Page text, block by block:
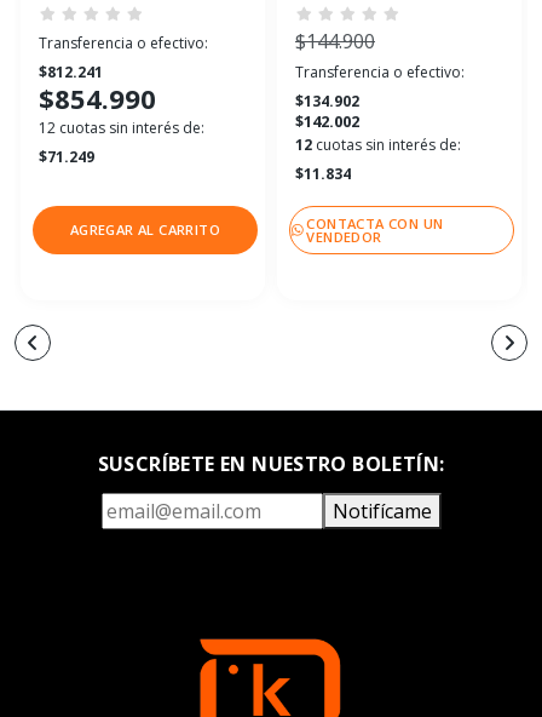
Transferencia o efectivo:
$812.241
$854.990
12 cuotas sin interés de:
$71.249
AGREGAR AL CARRITO
$144.900
Transferencia o efectivo:
$134.902
$142.002
12 cuotas sin interés de:
$11.834
CONTACTA CON UN
VENDEDOR
SUSCRÍBETE EN NUESTRO BOLETÍN:
Notifícame